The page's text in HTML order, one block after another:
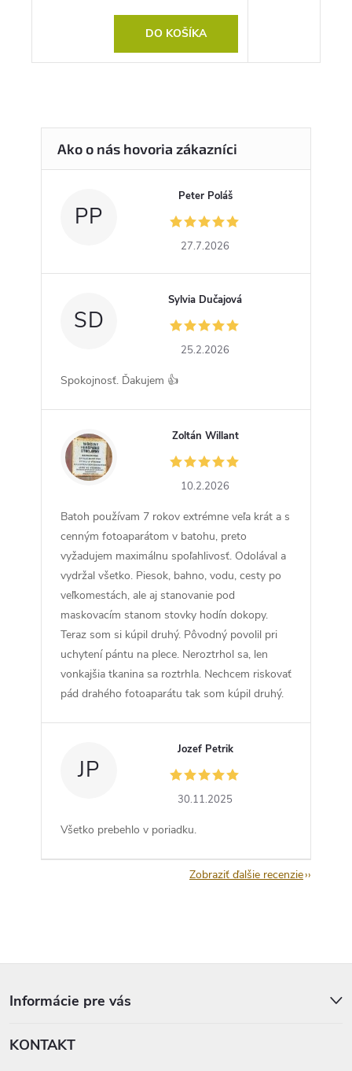
DO KOŠÍKA
PP
Peter Poláš
27.7.2026
SD
Sylvia Dučajová
25.2.2026
Spokojnosť. Ďakujem 👍
ZW
Zoltán Willant
10.2.2026
Batoh používam 7 rokov extrémne veľa krát a s
cenným fotoaparátom v batohu, preto
vyžadujem maximálnu spoľahlivosť. Odolával a
vydržal všetko. Piesok, bahno, vodu, cesty po
veľkomestách, ale aj stanovanie pod
maskovacím stanom stovky hodín dokopy.
Teraz som si kúpil druhý. Pôvodný povolil pri
uchytení pántu na plece. Neroztrhol sa, len
vonkajšia tkanina sa roztrhla. Nechcem riskovať
pád drahého fotoaparátu tak som kúpil druhý.
JP
Jozef Petrik
30.11.2025
Všetko prebehlo v poriadku.
Zobraziť ďalšie recenzie
Informácie pre vás
KONTAKT